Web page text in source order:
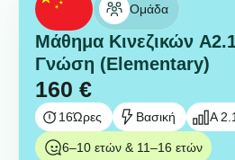
Ομάδα
Μάθημα Κινεζικών
Γνώση (Elementary)
160 €
16Ώρες Βασική A 2.1
6–10 ετών & 11–16 ετών